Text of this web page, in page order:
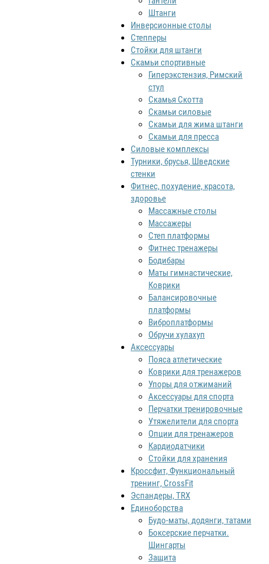
Штанги
Инверсионные столы
Степперы
Стойки для штанги
Скамьи спортивные
Гиперэкстензия, Римский
стул
Скамья Скотта
Скамьи силовые
Скамьи для жима штанги
Скамьи для пресса
Силовые комплексы
Турники, брусья, Шведские
стенки
Фитнес, похудение, красота,
здоровье
Массажные столы
Массажеры
Степ платформы
Фитнес тренажеры
Бодибары
Маты гимнастические,
Коврики
Балансировочные
платформы
Виброплатформы
Обручи хулахуп
Аксессуары
Пояса атлетические
Коврики для тренажеров
Упоры для отжиманий
Аксессуары для спорта
Перчатки тренировочные
Утяжелители для спорта
Опции для тренажеров
Кардиодатчики
Стойки для хранения
Кроссфит, Функциональный
тренинг, CrossFit
Эспандеры, TRX
Единоборства
Будо-маты, додянги, татами
Боксерские перчатки.
Шингарты
Защита